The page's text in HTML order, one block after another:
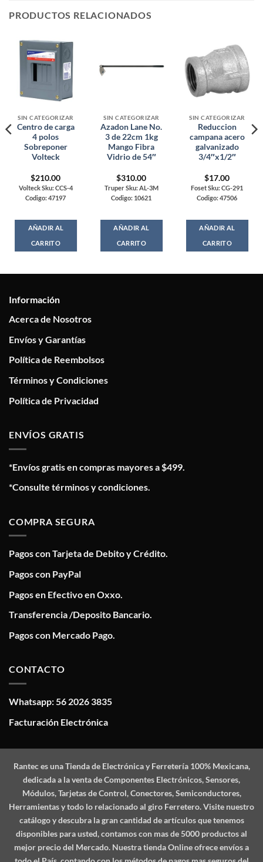
PRODUCTOS RELACIONADOS
SIN CATEGORIZAR
Centro de carga
4 polos
Sobreponer
Volteck
$210.00
Volteck Sku: CCS-4
Codigo: 47197
AÑADIR AL
CARRITO
SIN CATEGORIZAR
Azadon Lane No.
3 de 22cm 1kg
Mango Fibra
Vidrio de 54″
$310.00
Truper Sku: AL-3M
Codigo: 10621
AÑADIR AL
CARRITO
SIN CATEGORIZAR
Reduccion
campana acero
galvanizado
3/4″x1/2″
$17.00
Foset Sku: CG-291
Codigo: 47506
AÑADIR AL
CARRITO
Información
Acerca de Nosotros
Envíos y Garantías
Política de Reembolsos
Términos y Condiciones
Política de Privacidad
ENVÍOS GRATIS
*Envíos gratis en compras mayores a $499.
*Consulte términos y condiciones.
COMPRA SEGURA
Pagos con Tarjeta de Debito y Crédito.
Pagos con PayPal
Pagos en Efectivo en Oxxo.
Transferencia /Deposito Bancario.
Pagos con Mercado Pago.
CONTACTO
Whatsapp: 56 2026 3835
Facturación Electrónica
Ranteces una Tienda de Electrónica y Ferretería 100% Mexicana,
dedicada a la venta de Componentes Electrónicos, Sensores,
Módulos, Tarjetas de Control, Conectores, Semiconductores,
Herramientas y todo lo relacionado al giro Ferretero. Visite nuestro
catálogo y descubra la gran cantidad de artículos que tenemos
disponibles para usted, contamos con mas de 5000 productos al
mejor precio del Mercado. Nuestra tienda Online ofrece envíos a